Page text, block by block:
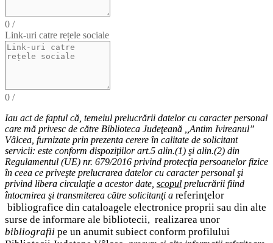
0 /
Link-uri catre rețele sociale
0 /
Iau act de faptul că, temeiul prelucrării datelor cu caracter personal
care mă privesc de către Biblioteca Judeţeană ,,Antim Ivireanul”
Vâlcea, furnizate prin prezenta cerere în calitate de solicitant
servicii: este conform dispoziţiilor art.5 alin.(1) şi alin.(2) din
Regulamentul (UE) nr. 679/2016 privind protecţia persoanelor fizice
în ceea ce priveşte prelucrarea datelor cu caracter personal şi
privind libera circulaţie a acestor date, scopul prelucrării fiind
întocmirea şi transmiterea către solicitanţi a referinţelor
bibliografice din cataloagele electronice proprii sau din alte
surse de informare ale bibliotecii, realizarea unor
bibliografii pe un anumit subiect conform profilului